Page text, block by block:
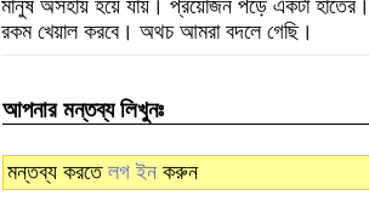
মানুষ অসহায় হয়ে যায়। প্রয়োজন পড়ে একটা
রকম খেয়াল করবে। অথচ আমরা বদলে গেছি।
আপনার মন্তব্য লিখুনঃ
মন্তব্য করতে লগ ইন করুন